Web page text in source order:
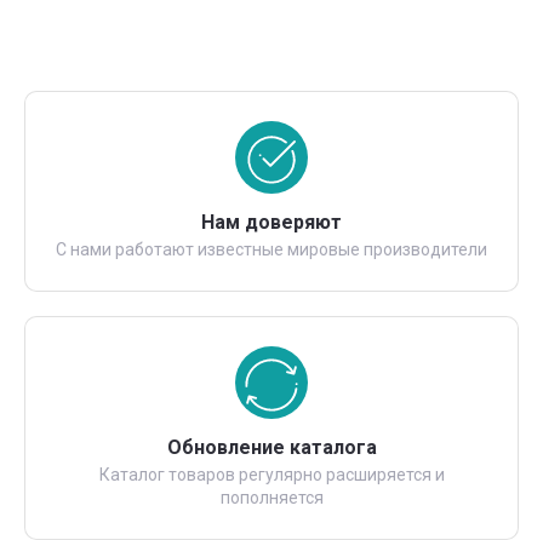
Нам доверяют
С нами работают известные мировые производители
Обновление каталога
Каталог товаров регулярно расширяется и
пополняется